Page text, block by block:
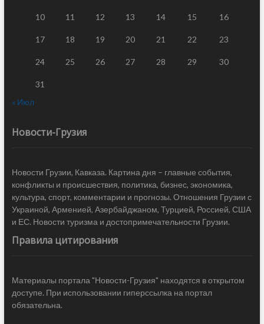
10 11 12 13 14 15 16
17 18 19 20 21 22 23
24 25 26 27 28 29 30
31
« Июл
Новости-Грузия
Новости Грузии, Кавказа. Картина дня – главные события,
конфликты и происшествия, политика, бизнес, экономика,
культура, спорт, комментарии и прогнозы. Отношения Грузии с
Украиной, Арменией, Азербайджаном, Турцией, Россией, США
и ЕС. Новости туризма и достопримечательности Грузии.
Правила цитирования
Материалы портала "Новости-Грузия" находятся в открытом
доступе. При использовании гиперссылка на портал
обязательна.